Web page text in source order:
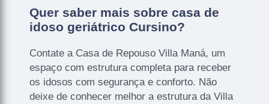
Quer saber mais sobre casa de
idoso geriátrico Cursino?
Contate a Casa de Repouso Villa Maná, um
espaço com estrutura completa para receber
os idosos com segurança e conforto. Não
deixe de conhecer melhor a estrutura da Villa